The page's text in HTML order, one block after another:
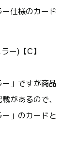
仕様のカード
ー)【C】
」ですが商品
があるので、
」のカードと